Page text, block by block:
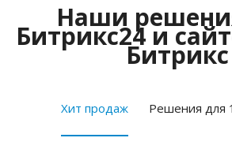
Наши
Битрикс24 и
Битрикс
Хит продаж Решения для